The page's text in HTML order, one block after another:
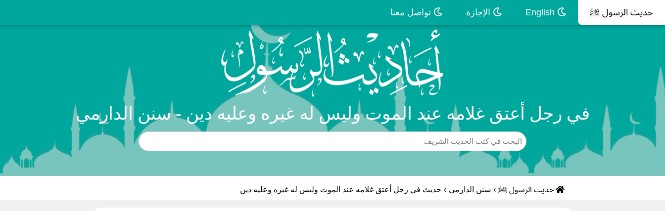
حديث الرسول ﷺ الإجازة تواصل معنا
في رجل أعتق غلامه عند الموت وليس له غيره وعليه دين - سنن الدارمي
حديث الرسول ﷺ › سنن الدارمي › حديث في رجل أعتق غلامه عند الموت وليس له غيره وعليه دين